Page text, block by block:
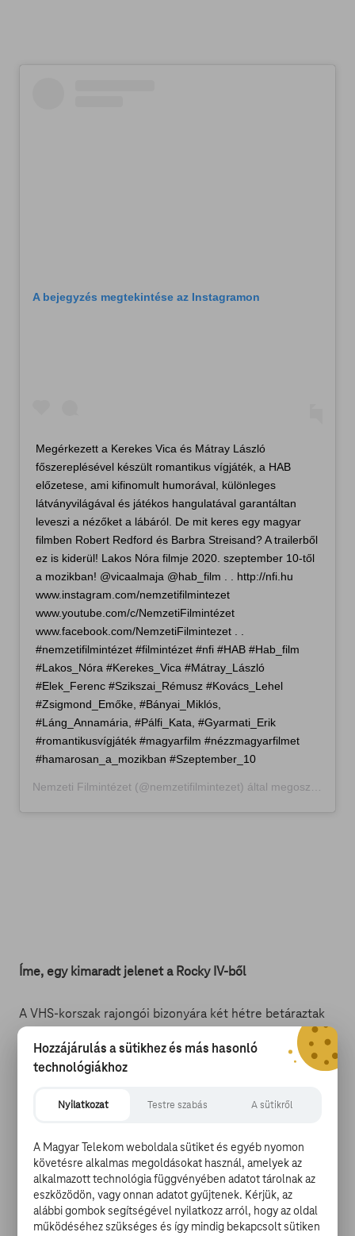
A bejegyzés megtekintése az Instagramon
Megérkezett a Kerekes Vica és Mátray László
főszereplésével készült romantikus vígjáték, a HAB
előzetese, ami kifinomult humorával, különleges
látványvilágával és játékos hangulatával garantáltan
leveszi a nézőket a lábáról. De mit keres egy magyar
filmben Robert Redford és Barbra Streisand? A trailerből
ez is kiderül! Lakos Nóra filmje 2020. szeptember 10-től
a mozikban! @vicaalmaja @hab_film . . http://nfi.hu
www.instagram.com/nemzetifilmintezet
www.youtube.com/c/NemzetiFilmintézet
www.facebook.com/NemzetiFilmintezet . .
#nemzetifilmintézet #filmintézet #nfi #HAB #Hab_film
#Lakos_Nóra #Kerekes_Vica #Mátray_László
#Elek_Ferenc #Szikszai_Rémusz #Kovács_Lehel
#Zsigmond_Emőke, #Bányai_Miklós,
#Láng_Annamária, #Pálfi_Kata, #Gyarmati_Erik
#romantikusvígjáték #magyarfilm #nézzmagyarfilmet
#hamarosan_a_mozikban #Szeptember_10
Nemzeti Filmintézet (@nemzetifilmintezet) által megosztott bejegyzés,
Íme, egy kimaradt jelenet a Rocky IV-ből
A VHS-korszak rajongói bizonyára két hétre betáraztak
pezsgőből, amikor Sylvester Stallone bejelentette:
megjelenteti a Rocky IV rendezői változatát. Anno
ugyanis egy rakás jelenet nem került be a végső
időt, hogy ezeket is a franchise rajongói elé tárja. A
egy rövid, kulisszák mögötti részletet a Rocky IV
sajtótájékoztató jelenetéből, melyben az Ivan Dragót
alakító Dolph Lundgren így szólal meg: „Engem nem
lehet legyőzni.” (Mint ismeretes, a filmben Drago
faarccal, szótlanul ül az ominózus jelenetben, és csak
felesége, illetve menedzsere beszél helyette.) A
Hozzájárulás a sütikhez és más hasonló
technológiákhoz
Nyilatkozat Testre szabás A sütikről
A Magyar Telekom weboldala sütiket és egyéb nyomon
követésre alkalmas megoldásokat használ, amelyek az
alkalmazott technológia függvényében adatot tárolnak az
eszközödön, vagy onnan adatot gyűjtenek. Kérjük, az
alábbi gombok segítségével nyilatkozz arról, hogy az oldal
működéséhez szükséges és így mindig bekapcsolt sütiken